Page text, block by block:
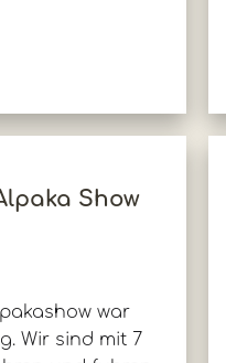
Show
war
Wir sind mit 7